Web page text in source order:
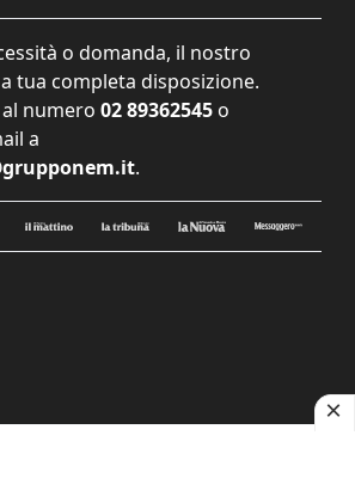
o domanda, il nostro
tua completa disposizione.
numero 02 89362545 o
a
.